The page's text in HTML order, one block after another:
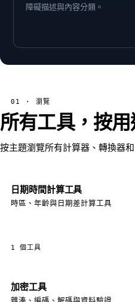
障礙描述與內容分類。
01 · 瀏覽
所有工具，按用
按主題瀏覽所有計算器、轉換器
日期時間計算工具
時區、年齡與日期差計算工具
1 個工具
加密工具